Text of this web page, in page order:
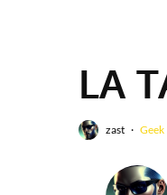
LA
zast · Geek